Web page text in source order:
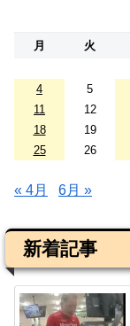
月 火
4
5
11
12
18
19
25
26
« 4月 6月 »
新着記事